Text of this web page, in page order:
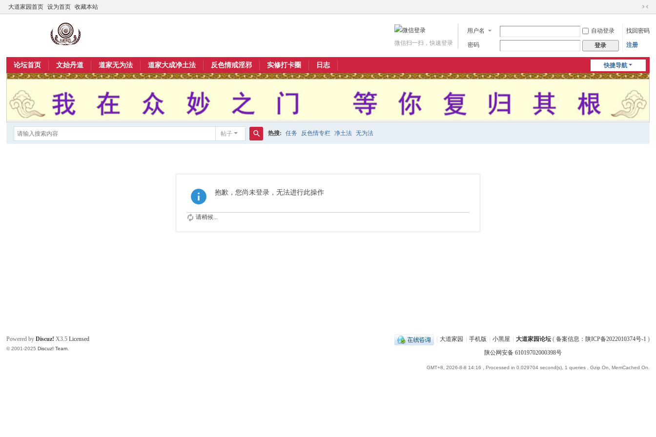
大道家园首页 设为首页 收藏本站
切
到
用户名 自动登录 找回密码
密码 登录 注册
微信扫一扫，快速登录
快捷导航
论坛首页 文始丹道 道家无为法 道家大成净土法 反色情戒淫邪 实修打卡圈 日志
帖子 热搜: 任务 反色情专栏 净土法 无为法
抱歉，您尚未登录，无法进行此操作
请稍候...
大道家园 手机版 小黑屋 大道家园论坛( 备案信息：陕ICP备2022010374号-1 )
陕公网安备 61019702000398号
GMT+8, 2026-8-8 14:16 , Processed in 0.029704 second(s), 1 queries , Gzip On, MemCached On.
Powered byDiscuz! X3.5 Licensed
© 2001-2025Discuz! Team